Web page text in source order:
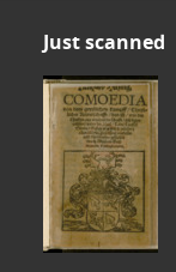
Just scanned